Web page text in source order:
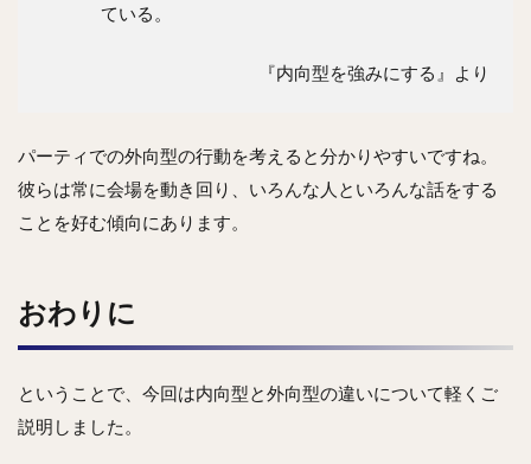
ている。
『内向型を強みにする』より
パーティでの外向型の行動を考えると分かりやすいですね。
彼らは常に会場を動き回り、いろんな人といろんな話をする
ことを好む傾向にあります。
おわりに
ということで、今回は内向型と外向型の違いについて軽くご
説明しました。